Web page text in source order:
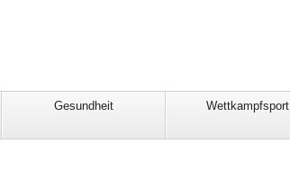
Gesundheit Wettkampfsport